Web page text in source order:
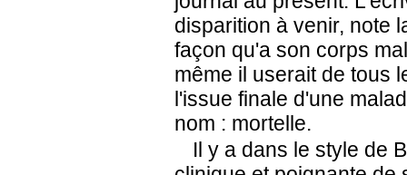
disparition à venir, note
façon qu'a son corps
même il userait de tous
l'issue finale d'une
nom : mortelle.
Il y a dans le style de